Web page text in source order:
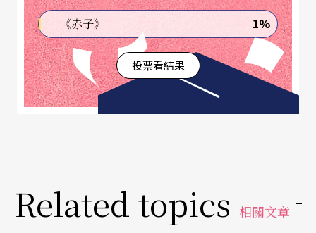
的論文，也都觸及這些主題，雖然整體來說，身體
舞蹈語彙還是佔研討內容的大多數，例如「中國動
作的當代意含」、「當代台灣的肢體動語」、「亞
洲舞蹈裡的女性定位」、「在受傷、疾病及定位中
移動」等。
的藝術，舞蹈工作者有時會覺得自己很孤獨，因此
「即使只是資訊的交流，已經是很重要的貢獻。」
《赤子》 1%
投票看結果
Related topics 相關文章